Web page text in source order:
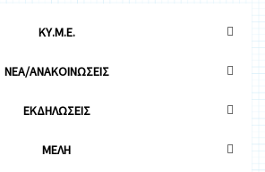
ΚΥ.Μ.Ε.
ΝΕΑ/ΑΝΑΚΟΙΝΩΣΕΙΣ
ΕΚΔΗΛΩΣΕΙΣ
ΜΕΛΗ